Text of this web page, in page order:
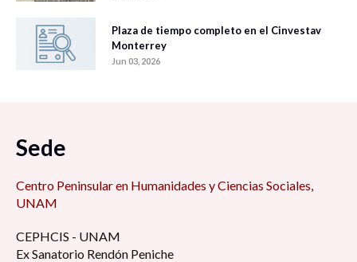
Plaza de tiempo completo en el Cinvestav
Monterrey
Jun 03, 2026
Sede
Centro Peninsular en Humanidades y Ciencias Sociales,
UNAM
CEPHCIS - UNAM
Ex Sanatorio Rendón Peniche